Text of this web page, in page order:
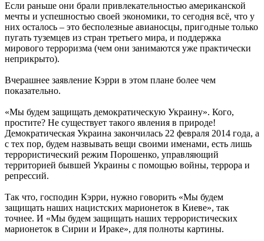
Если раньше они брали привлекательностью американской
мечты и успешностью своей экономики, то сегодня всё, что у
них осталось – это бесполезные авианосцы, пригодные только
пугать туземцев из стран третьего мира, и поддержка
мирового терроризма (чем они занимаются уже практически
неприкрыто).
Вчерашнее заявление Кэрри в этом плане более чем
показательно.
«Мы будем защищать демократическую Украину». Кого,
простите? Не существует такого явления в природе!
Демократическая Украина закончилась 22 февраля 2014 года, а
с тех пор, будем назвывать вещи своими именами, есть лишь
террористический режим Порошенко, управляющий
территорией бывшей Украины с помощью войны, террора и
репрессий.
Так что, господин Кэрри, нужно говорить «Мы будем
защищать наших нацистских марионеток в Киеве», так
точнее. И «Мы будем защищать наших террористических
марионеток в Сирии и Ираке», для полноты картины.